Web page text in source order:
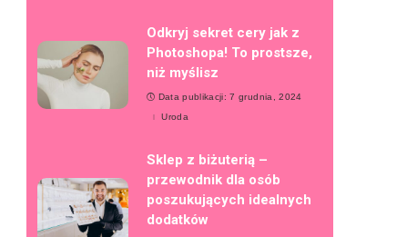
Odkryj sekret cery jak z
Photoshopa! To prostsze,
niż myślisz
Data publikacji: 7 grudnia, 2024
Uroda
Sklep z biżuterią –
przewodnik dla osób
poszukujących idealnych
dodatków